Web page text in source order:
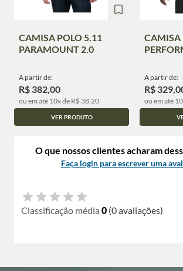
CAMISA POLO 5.11
PARAMOUNT 2.0
A partir de:
R$ 382,00
ou em até 10x de R$ 38,20
VER PRODUTO
CAMISA
A partir de:
R$
ou em até
O que nossos clientes acharam
Faça login para escrever uma
Classificação média 0 (0 avaliações)